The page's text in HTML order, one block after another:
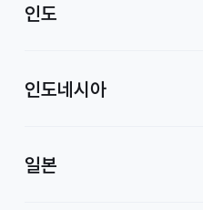
인도
인도네시아
일본